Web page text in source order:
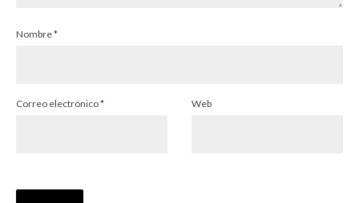
Nombre*
Correo electrónico* Web